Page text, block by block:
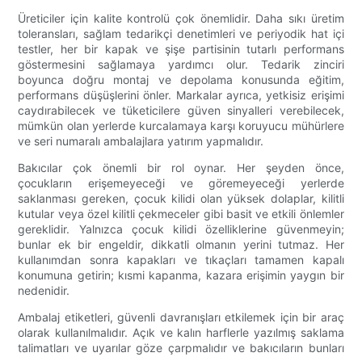
Üreticiler için kalite kontrolü çok önemlidir. Daha sıkı üretim
toleransları, sağlam tedarikçi denetimleri ve periyodik hat içi
testler, her bir kapak ve şişe partisinin tutarlı performans
göstermesini sağlamaya yardımcı olur. Tedarik zinciri
boyunca doğru montaj ve depolama konusunda eğitim,
performans düşüşlerini önler. Markalar ayrıca, yetkisiz erişimi
caydırabilecek ve tüketicilere güven sinyalleri verebilecek,
mümkün olan yerlerde kurcalamaya karşı koruyucu mühürlere
ve seri numaralı ambalajlara yatırım yapmalıdır.
Bakıcılar çok önemli bir rol oynar. Her şeyden önce,
çocukların erişemeyeceği ve göremeyeceği yerlerde
saklanması gereken, çocuk kilidi olan yüksek dolaplar, kilitli
kutular veya özel kilitli çekmeceler gibi basit ve etkili önlemler
gereklidir. Yalnızca çocuk kilidi özelliklerine güvenmeyin;
bunlar ek bir engeldir, dikkatli olmanın yerini tutmaz. Her
kullanımdan sonra kapakları ve tıkaçları tamamen kapalı
konumuna getirin; kısmi kapanma, kazara erişimin yaygın bir
nedenidir.
Ambalaj etiketleri, güvenli davranışları etkilemek için bir araç
olarak kullanılmalıdır. Açık ve kalın harflerle yazılmış saklama
talimatları ve uyarılar göze çarpmalıdır ve bakıcıların bunları